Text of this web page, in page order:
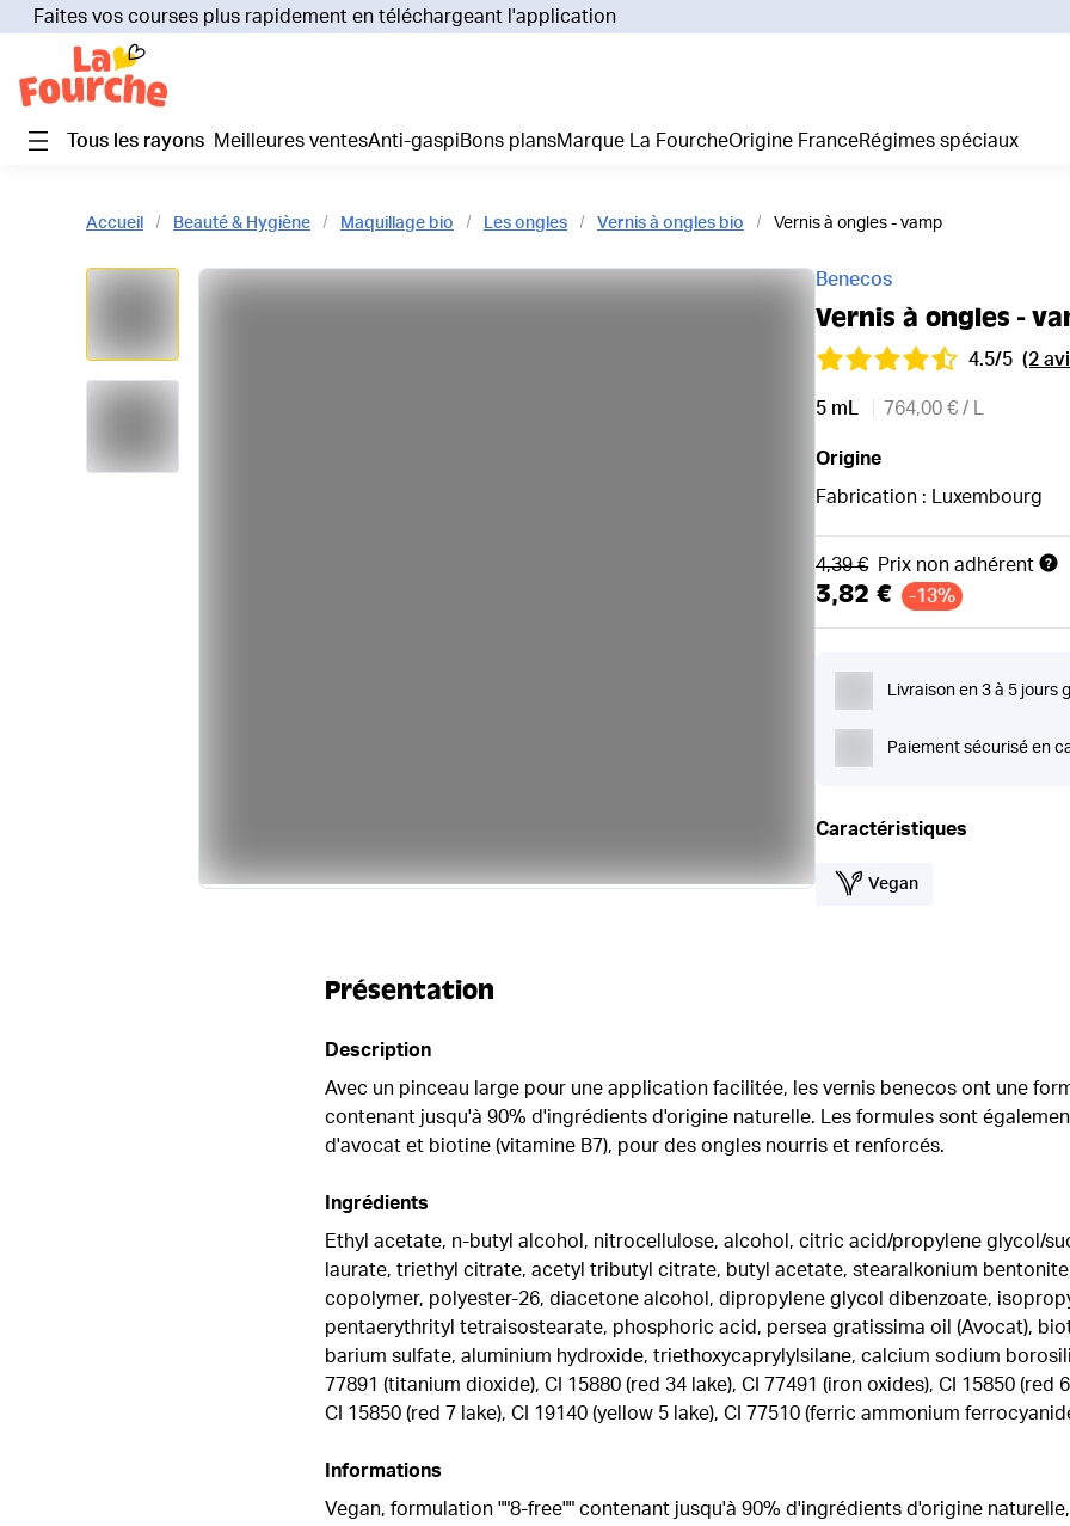
Faites vos courses plus rapidement en téléchargeant l'application
Je
Tous les rayons Meilleures ventes Anti-gaspi Bons plans Marque La Fourche Origine France Régimes spéciaux
Accueil Beauté & Hygiène Maquillage bio Les ongles Vernis à ongles bio Vernis à ongles - vamp
Benecos
Vernis à ongles -
4.5/5 (2
5 mL 764,00 € / L
Origine
Fabrication : Luxembourg
Ancien prix
4,39 € Prix non adhérent
3,82 € -13%
Livraison en 3 à 5 jours
Paiement sécurisé en
Caractéristiques
Vegan
Présentation
Description
Avec un pinceau large pour une application facilitée, les vernis benecos ont une
contenant jusqu'à 90% d'ingrédients d'origine naturelle. Les formules sont
d'avocat et biotine (vitamine B7), pour des ongles nourris et renforcés.
Ingrédients
Ethyl acetate, n-butyl alcohol, nitrocellulose, alcohol, citric acid/propylene glycol/
laurate, triethyl citrate, acetyl tributyl citrate, butyl acetate, stearalkonium
copolymer, polyester-26, diacetone alcohol, dipropylene glycol dibenzoate,
pentaerythrityl tetraisostearate, phosphoric acid, persea gratissima oil (Avocat),
barium sulfate, aluminium hydroxide, triethoxycaprylylsilane, calcium sodium
77891 (titanium dioxide), CI 15880 (red 34 lake), CI 77491 (iron oxides), CI 15850 (red
CI 15850 (red 7 lake), CI 19140 (yellow 5 lake), CI 77510 (ferric ammonium
Informations
Vegan, formulation ""8-free"" contenant jusqu'à 90% d'ingrédients d'origine